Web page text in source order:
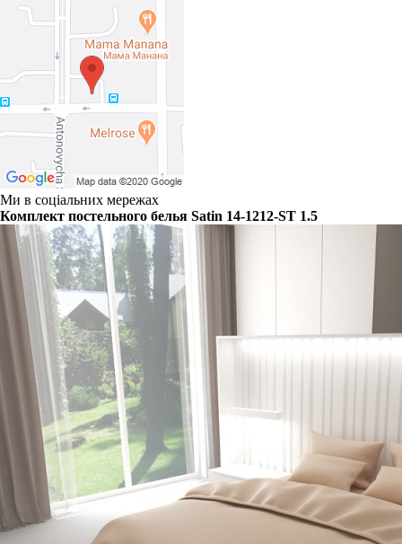
Ми в соціальних мережах
Комплект постельного белья Satin 14-1212-ST 1.5